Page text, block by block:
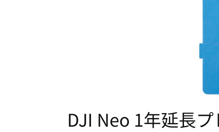
DJI Neo 1年延長